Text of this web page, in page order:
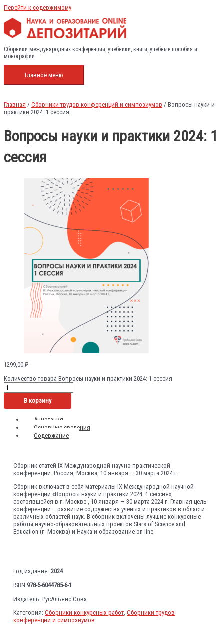
Перейти к содержимому
Сборники международных конференций, учебники, книги, учебные пособия и
монографии
Главное меню
Главная / Сборники трудов конференций и симпозиумов / Вопросы науки и
практики 2024: 1 сессия
Вопросы науки и практики 2024: 1
сессия
1299,00 ₽
Количество товара Вопросы науки и практики 2024: 1 сессия
В корзину
Аннотация
Основные сведения
Содержание
Сборник статей IX Международной научно-практической
конференции. Россия, Москва, 10 января — 30 марта 2024 г.
Сборник включает в себя материалы IX Международной научной
конференции «Вопросы науки и практики 2024: 1 сессия»,
состоявшейся в г. Москве , 10 января — 30 марта 2024 г. Главная цель
конференций – развитие содружества ученых и практиков в области
различных областей наук. В сборник включены лучшие конкурсные
работы научно-образовательных проектов Stars of Science and
Education (г. Москва) и Наука и образование on-line.
Год издания:2024
ISBN 978-5-6044785-6-1
Издатель: РусАльянс Сова
Категория:Сборники конкурсных работ,Сборники трудов
конференций и симпозиумов